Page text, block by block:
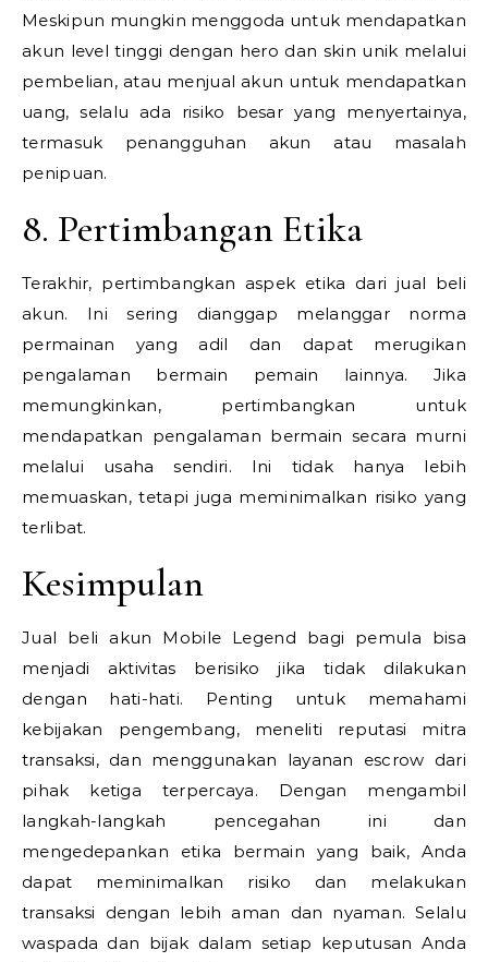
Meskipun mungkin menggoda untuk mendapatkan
akun level tinggi dengan hero dan skin unik melalui
pembelian, atau menjual akun untuk mendapatkan
uang, selalu ada risiko besar yang menyertainya,
termasuk penangguhan akun atau masalah
penipuan.
8. Pertimbangan Etika
Terakhir, pertimbangkan aspek etika dari jual beli
akun. Ini sering dianggap melanggar norma
permainan yang adil dan dapat merugikan
pengalaman bermain pemain lainnya. Jika
memungkinkan, pertimbangkan untuk
mendapatkan pengalaman bermain secara murni
melalui usaha sendiri. Ini tidak hanya lebih
memuaskan, tetapi juga meminimalkan risiko yang
terlibat.
Kesimpulan
Jual beli akun Mobile Legend bagi pemula bisa
menjadi aktivitas berisiko jika tidak dilakukan
dengan hati-hati. Penting untuk memahami
kebijakan pengembang, meneliti reputasi mitra
transaksi, dan menggunakan layanan escrow dari
pihak ketiga terpercaya. Dengan mengambil
langkah-langkah pencegahan ini dan
mengedepankan etika bermain yang baik, Anda
dapat meminimalkan risiko dan melakukan
transaksi dengan lebih aman dan nyaman. Selalu
waspada dan bijak dalam setiap keputusan Anda